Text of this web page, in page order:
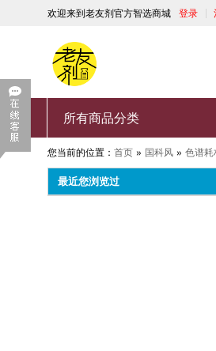
欢迎来到老友剂官方智选商城 登录
所有商品分类
您当前的位置： 首页 » 国科风 » 色谱耗
最近您浏览过